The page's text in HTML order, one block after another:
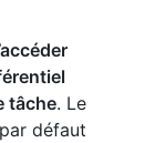
tâche. Le
défaut